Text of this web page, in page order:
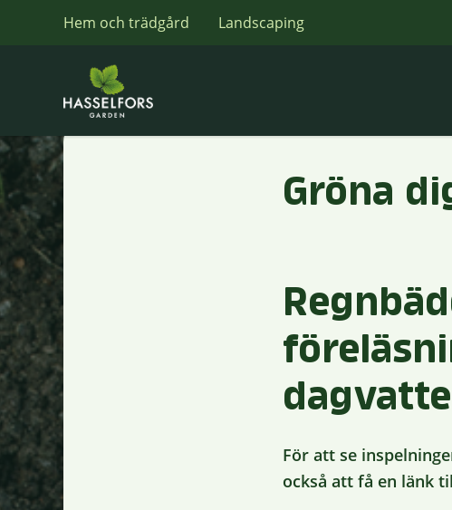
Hem och trädgård Landscaping
Gröna
För att se
också att få en länk